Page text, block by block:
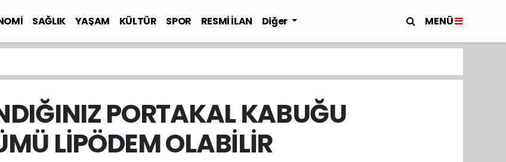
SAĞLIK YAŞAM KÜLTÜR SPOR RESMİ İLAN Diğer MENÜ
PORTAKAL KABUĞU
LİPÖDEM OLABİLİR